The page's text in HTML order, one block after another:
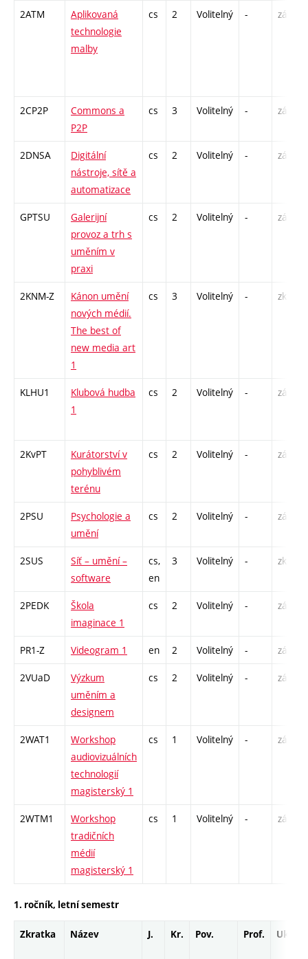
2ATM
Aplikovaná
technologie
malby
cs 2 Volitelný - zá
2CP2P
Commons a
P2P
cs 3 Volitelný - zá
2DNSA
Digitální
nástroje, sítě a
automatizace
cs 2 Volitelný - zá
GPTSU
Galerijní
provoz a trh s
uměním v
praxi
cs 2 Volitelný - zá
2KNM-Z
Kánon umění
nových médií.
The best of
new media art
1
cs 3 Volitelný - zk
KLHU1
Klubová hudba
1
cs 2 Volitelný - zá
2KvPT
Kurátorství v
pohyblivém
terénu
cs 2 Volitelný - zá
2PSU
Psychologie a
umění
cs 2 Volitelný - zá
2SUS
Síť – umění –
software
cs,
en
3 Volitelný - zk
2PEDK
Škola
imaginace 1
cs 2 Volitelný - zá
PR1-Z Videogram 1 en 2 Volitelný - zá
2VUaD
Výzkum
uměním a
designem
cs 2 Volitelný - zá
2WAT1
Workshop
audiovizuálních
technologií
magisterský 1
cs 1 Volitelný - zá
2WTM1
Workshop
tradičních
médií
magisterský 1
cs 1 Volitelný - zá
1. ročník, letní semestr
Zkratka Název J. Kr. Pov. Prof. Uk.